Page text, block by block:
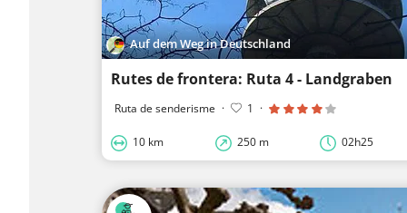
Auf dem Weg in Deutschland
Rutes de frontera: Ruta 4 - Landgraben
Ruta de senderisme · 1 ·
10 km 250 m 02h25